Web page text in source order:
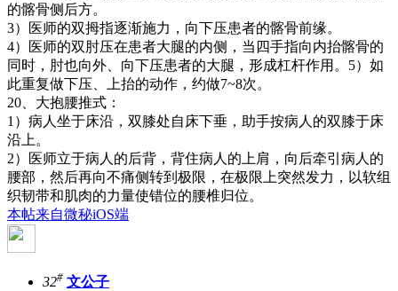
的髂骨侧后方。
3）医师的双拇指逐渐施力，向下压患者的髂骨前缘。
4）医师的双肘压在患者大腿的内侧，当四手指向内抬髂骨的
同时，肘也向外、向下压患者的大腿，形成杠杆作用。5）如
此重复做下压、上抬的动作，约做7~8次。
20、大抱腰推式：
1）病人坐于床沿，双膝处自床下垂，助手按病人的双膝于床
沿上。
2）医师立于病人的后背，背住病人的上肩，向后牵引病人的
腰部，然后再向不痛侧转到极限，在极限上突然发力，以软组
织韧带和肌肉的力量使错位的腰椎归位。
本帖来自微秘iOS端
32# 文公子